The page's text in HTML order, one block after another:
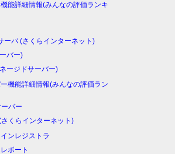
能詳細情報(みんなの評価ランキ
ーバ (さくらインターネット)
バー)
ージドサーバー)
機能詳細情報(みんなの評価ラン
バー
くらインターネット)
ンレジストラ
ポート